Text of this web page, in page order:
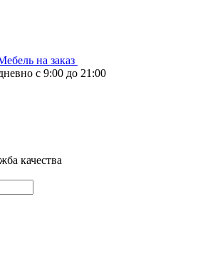
на заказ
с 9:00 до 21:00
качества